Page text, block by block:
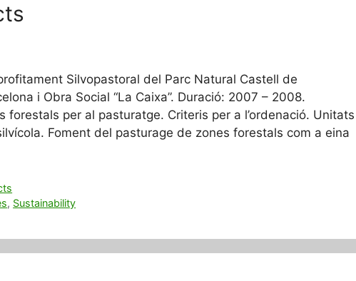
Silvopastoral del Parc Natural Castell de
i Obra Social “La Caixa”. Duració: 2007 – 2008.
forestals per al pasturatge. Criteris per a l’ordenació. Unitats
Foment del pasturage de zones forestals com a eina
, Sustainability